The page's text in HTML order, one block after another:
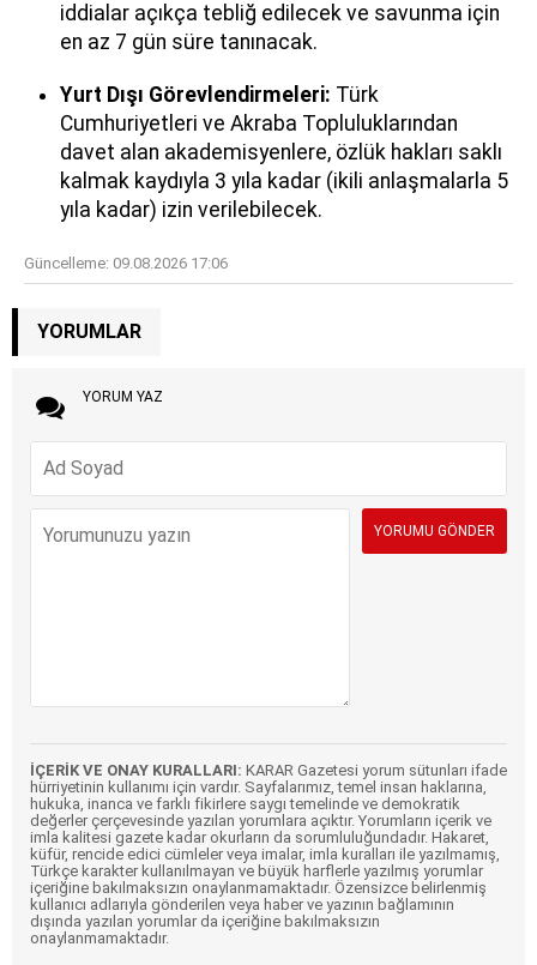
iddialar açıkça tebliğ edilecek ve savunma için
en az 7 gün süre tanınacak.
Yurt Dışı Görevlendirmeleri: Türk
Cumhuriyetleri ve Akraba Topluluklarından
davet alan akademisyenlere, özlük hakları saklı
kalmak kaydıyla 3 yıla kadar (ikili anlaşmalarla 5
yıla kadar) izin verilebilecek.
Güncelleme: 09.08.2026 17:06
YORUMLAR
YORUM YAZ
İÇERİK VE ONAY KURALLARI: KARAR Gazetesi yorum sütunları ifade
hürriyetinin kullanımı için vardır. Sayfalarımız, temel insan haklarına,
hukuka, inanca ve farklı fikirlere saygı temelinde ve demokratik
değerler çerçevesinde yazılan yorumlara açıktır. Yorumların içerik ve
imla kalitesi gazete kadar okurların da sorumluluğundadır. Hakaret,
küfür, rencide edici cümleler veya imalar, imla kuralları ile yazılmamış,
Türkçe karakter kullanılmayan ve büyük harflerle yazılmış yorumlar
içeriğine bakılmaksızın onaylanmamaktadır. Özensizce belirlenmiş
kullanıcı adlarıyla gönderilen veya haber ve yazının bağlamının
dışında yazılan yorumlar da içeriğine bakılmaksızın
onaylanmamaktadır.